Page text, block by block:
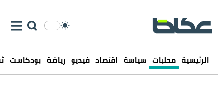
الرئيسية محليات سياسة اقتصاد فيديو رياضة بودكاست